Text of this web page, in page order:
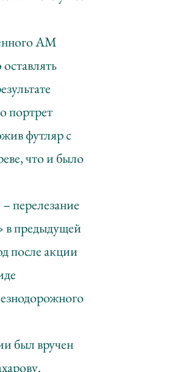
АМ
портрет
футляр с
что и было
перелезание
в предыдущей
после акции
был вручен